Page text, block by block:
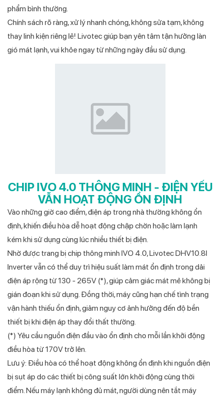
phẩm bình thường.
Chính sách rõ ràng, xử lý nhanh chóng, không sửa tạm, không
thay linh kiện riêng lẻ! Livotec giúp bạn yên tâm tận hưởng làn
gió mát lạnh, vui khỏe ngay từ những ngày đầu sử dụng.
CHIP IVO 4.0 THÔNG MINH - ĐIỆN YẾU
VẪN HOẠT ĐỘNG ỔN ĐỊNH
Vào những giờ cao điểm, điện áp trong nhà thường không ổn
định, khiến điều hòa dễ hoạt động chập chờn hoặc làm lạnh
kém khi sử dụng cùng lúc nhiều thiết bị điện.
Nhờ được trang bị chip thông minh IVO 4.0, Livotec DHV10.8I
Inverter vẫn có thể duy trì hiệu suất làm mát ổn định trong dải
điện áp rộng từ 130 - 265V (*), giúp cảm giác mát mẻ không bị
gián đoạn khi sử dụng. Đồng thời, máy cũng hạn chế tình trạng
vận hành thiếu ổn định, giảm nguy cơ ảnh hưởng đến độ bền
thiết bị khi điện áp thay đổi thất thường.
(*) Yêu cầu nguồn điện đầu vào ổn định cho mỗi lần khởi động
điều hòa từ 170V trở lên.
Lưu ý: Điều hòa có thể hoạt động không ổn định khi nguồn điện
bị sụt áp do các thiết bị công suất lớn khởi động cùng thời
điểm. Nếu máy lạnh không đủ mát, người dùng nên tắt máy